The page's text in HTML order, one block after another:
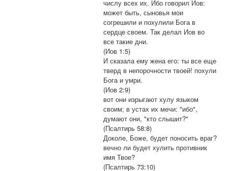
числу всех их. Ибо говорил Иов:
может быть, сыновья мои
согрешили и похулили Бога в
сердце своем. Так делал Иов во
все такие дни.
(Иов 1:5)
И сказала ему жена его: ты все еще
тверд в непорочности твоей! похули
Бога и умри.
(Иов 2:9)
вот они изрыгают хулу языком
своим; в устах их мечи: "ибо",
думают они, "кто слышит?"
(Псалтирь 58:8)
Доколе, Боже, будет поносить враг?
вечно ли будет хулить противник
имя Твое?
(Псалтирь 73:10)